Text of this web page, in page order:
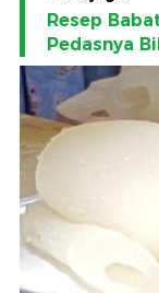
Resep
Pedasnya